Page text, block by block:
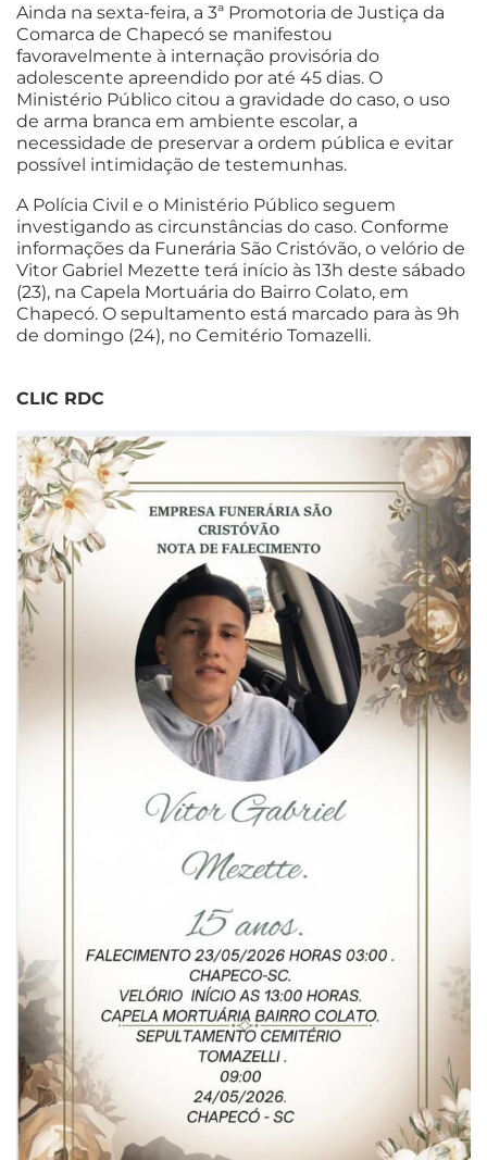
Ainda na sexta-feira, a 3ª Promotoria de Justiça da
Comarca de Chapecó se manifestou
favoravelmente à internação provisória do
adolescente apreendido por até 45 dias. O
Ministério Público citou a gravidade do caso, o uso
de arma branca em ambiente escolar, a
necessidade de preservar a ordem pública e evitar
possível intimidação de testemunhas.
A Polícia Civil e o Ministério Público seguem
investigando as circunstâncias do caso. Conforme
informações da Funerária São Cristóvão, o velório de
Vitor Gabriel Mezette terá início às 13h deste sábado
(23), na Capela Mortuária do Bairro Colato, em
Chapecó. O sepultamento está marcado para às 9h
de domingo (24), no Cemitério Tomazelli.
CLIC RDC